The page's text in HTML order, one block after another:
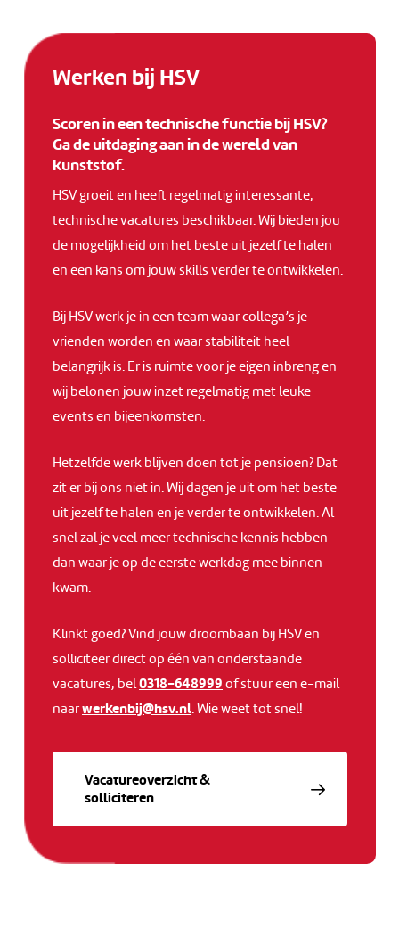
Werken bij HSV
Scoren in een technische functie bij HSV?
Ga de uitdaging aan in de wereld van
kunststof.
HSV groeit en heeft regelmatig interessante,
technische vacatures beschikbaar. Wij bieden jou
de mogelijkheid om het beste uit jezelf te halen
en een kans om jouw skills verder te ontwikkelen.
Bij HSV werk je in een team waar collega’s je
vrienden worden en waar stabiliteit heel
belangrijk is. Er is ruimte voor je eigen inbreng en
wij belonen jouw inzet regelmatig met leuke
events en bijeenkomsten.
Hetzelfde werk blijven doen tot je pensioen? Dat
zit er bij ons niet in. Wij dagen je uit om het beste
uit jezelf te halen en je verder te ontwikkelen. Al
snel zal je veel meer technische kennis hebben
dan waar je op de eerste werkdag mee binnen
kwam.
Klinkt goed? Vind jouw droombaan bij HSV en
solliciteer direct op één van onderstaande
vacatures, bel0318-648999 of stuur een e-mail
naar
ln.vs
h@jib
nekre
w . Wie weet tot snel!
Vacatureoverzicht &
solliciteren